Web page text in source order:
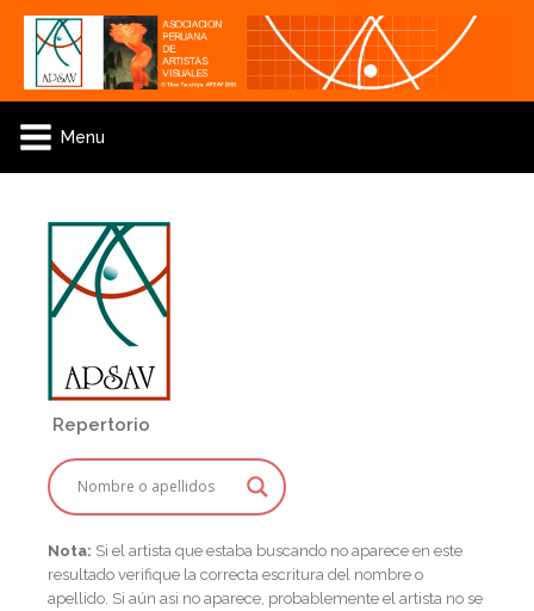
Menu
Repertorio
Nota: Si el artista que estaba buscando no aparece en este
resultado verifique la correcta escritura del nombre o
apellido. Si aún asi no aparece, probablemente el artista no se